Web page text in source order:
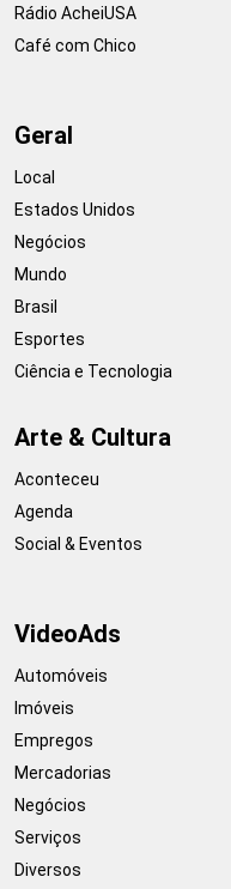
Rádio AcheiUSA
Café com Chico
Geral
Local
Estados Unidos
Negócios
Mundo
Brasil
Esportes
Ciência e Tecnologia
Arte & Cultura
Aconteceu
Agenda
Social & Eventos
VideoAds
Automóveis
Imóveis
Empregos
Mercadorias
Negócios
Serviços
Diversos